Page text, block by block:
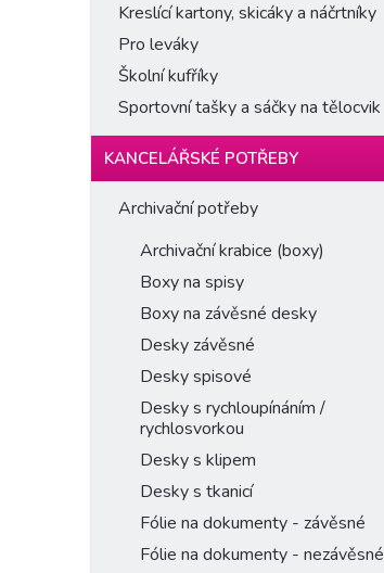
Kreslící kartony, skicáky a náčrtníky
Pro leváky
Školní kufříky
Sportovní tašky a sáčky na tělocvik
KANCELÁŘSKÉ POTŘEBY
Archivační potřeby
Archivační krabice (boxy)
Boxy na spisy
Boxy na závěsné desky
Desky závěsné
Desky spisové
Desky s rychloupínáním /
rychlosvorkou
Desky s klipem
Desky s tkanicí
Fólie na dokumenty - závěsné
Fólie na dokumenty - nezávěsné